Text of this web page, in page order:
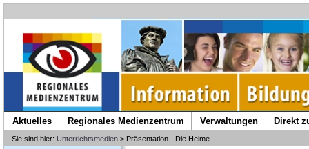
Aktuelles Regionales Medienzentrum Verwaltungen Direkt
Sie sind hier: Unterrichtsmedien> Präsentation - Die Helme